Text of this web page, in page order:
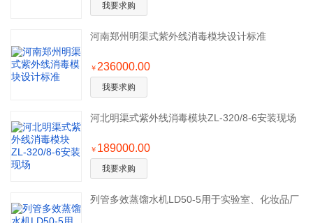
我要求购
河南郑州明渠式紫外线消毒模块设计标准
￥ 236000.00
我要求购
河北明渠式紫外线消毒模块ZL-320/8-6安装现场
￥ 189000.00
我要求购
列管多效蒸馏水机LD50-5用于实验室、化妆品厂